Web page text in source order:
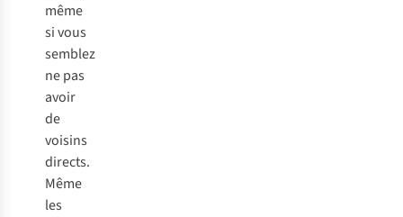
même
si vous
semblez
ne pas
avoir
de
voisins
directs.
Même
les